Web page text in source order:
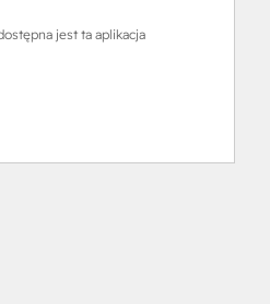
jest ta aplikacja